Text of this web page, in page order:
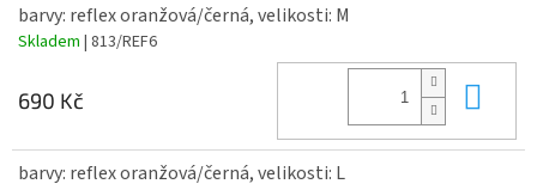
barvy: reflex oranžová/černá, velikosti: M
Skladem | 813/REF6
690 Kč
barvy: reflex oranžová/černá, velikosti: L